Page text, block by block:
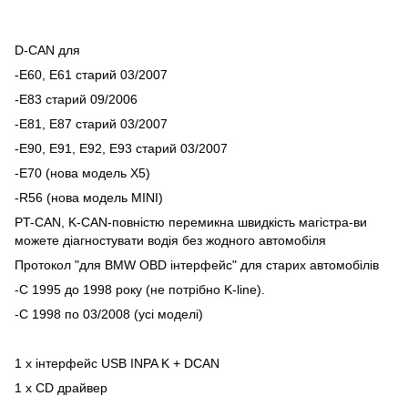
D-CAN для
-E60, E61 старий 03/2007
-E83 старий 09/2006
-E81, E87 старий 03/2007
-E90, E91, E92, E93 старий 03/2007
-E70 (нова модель X5)
-R56 (нова модель MINI)
PT-CAN, K-CAN-повністю перемикна швидкість магістра-ви
можете діагностувати водія без жодного автомобіля
Протокол "для BMW OBD інтерфейс" для старих автомобілів
-С 1995 до 1998 року (не потрібно K-line).
-С 1998 по 03/2008 (усі моделі)
1 x інтерфейс USB INPA K + DCAN
1 x CD драйвер